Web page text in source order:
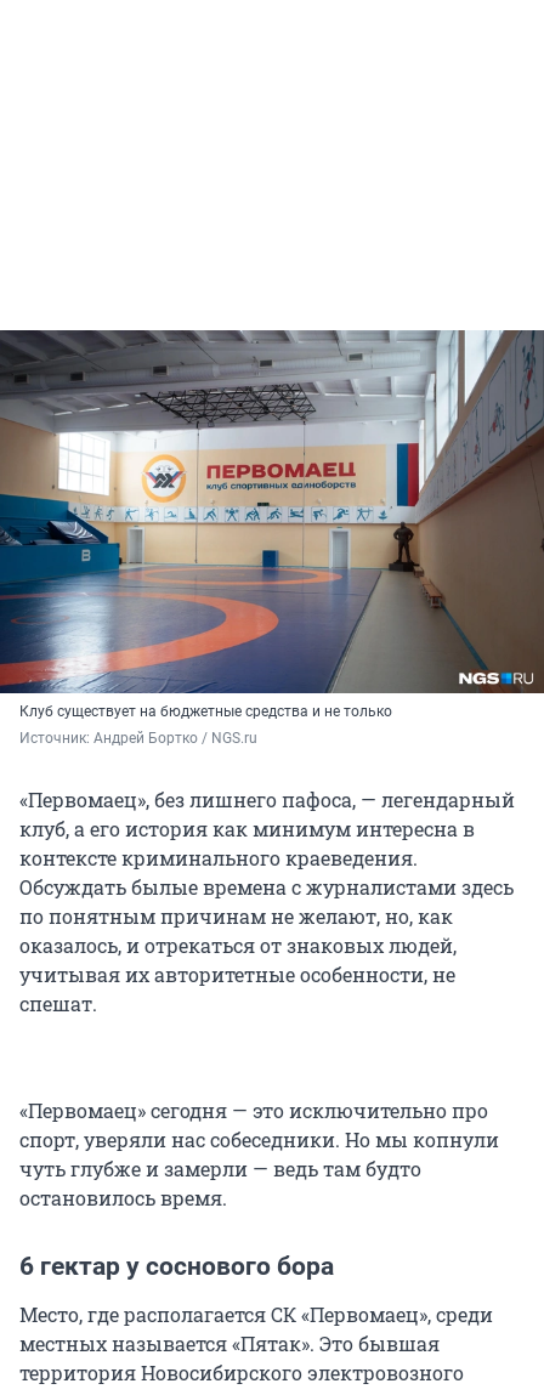
Клуб существует на бюджетные средства и не только
Источник: Андрей Бортко / NGS.ru
«Первомаец», без лишнего пафоса, — легендарный
клуб, а его история как минимум интересна в
контексте криминального краеведения.
Обсуждать былые времена с журналистами здесь
по понятным причинам не желают, но, как
оказалось, и отрекаться от знаковых людей,
учитывая их авторитетные особенности, не
спешат.
«Первомаец» сегодня — это исключительно про
спорт, уверяли нас собеседники. Но мы копнули
чуть глубже и замерли — ведь там будто
остановилось время.
6 гектар у соснового бора
Место, где располагается СК «Первомаец», среди
местных называется «Пятак». Это бывшая
территория Новосибирского электровозного